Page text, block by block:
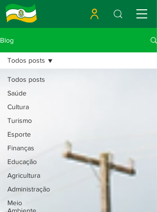
Blog
Todos posts
Saúde
Cultura
Turismo
Esporte
Finanças
Educação
Agricultura
Administração
Meio
Todos posts